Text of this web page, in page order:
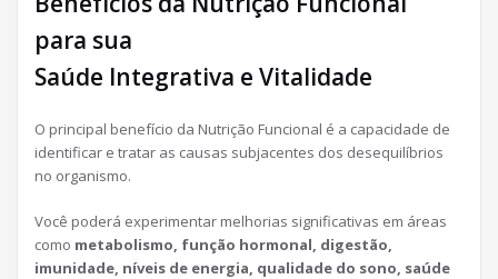
para sua
Saúde Integrativa e Vitalidade
O principal benefício da Nutrição Funcional é a capacidade de
identificar e tratar as causas subjacentes dos desequilíbrios
no organismo.
Você poderá experimentar melhorias significativas em áreas
como metabolismo, função hormonal, digestão,
imunidade, níveis de energia, qualidade do sono, saúde